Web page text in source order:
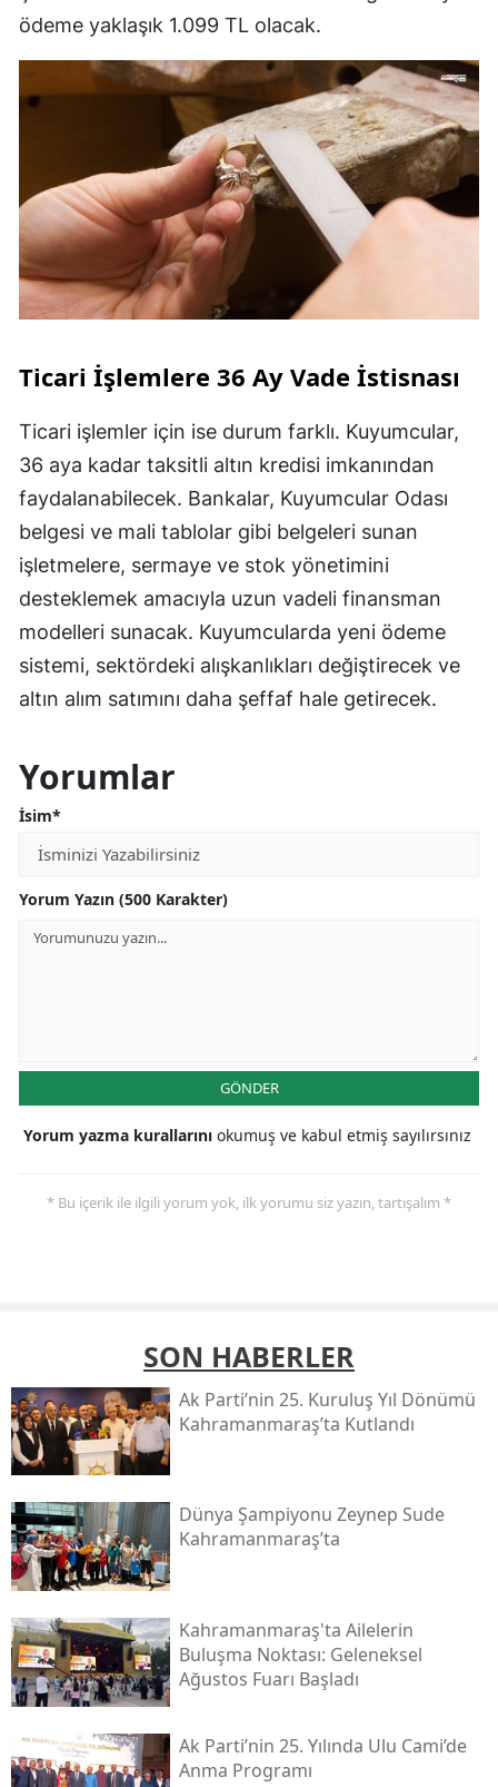
ödeme yaklaşık 1.099 TL olacak.
Ticari İşlemlere 36 Ay Vade İstisnası
Ticari işlemler için ise durum farklı. Kuyumcular,
36 aya kadar taksitli altın kredisi imkanından
faydalanabilecek. Bankalar, Kuyumcular Odası
belgesi ve mali tablolar gibi belgeleri sunan
işletmelere, sermaye ve stok yönetimini
desteklemek amacıyla uzun vadeli finansman
modelleri sunacak. Kuyumcularda yeni ödeme
sistemi, sektördeki alışkanlıkları değiştirecek ve
altın alım satımını daha şeffaf hale getirecek.
Yorumlar
İsim*
Yorum Yazın (500 Karakter)
GÖNDER
Yorum yazma kurallarını okumuş ve kabul etmiş sayılırsınız
* Bu içerik ile ilgili yorum yok, ilk yorumu siz yazın, tartışalım *
SON HABERLER
Ak Parti’nin 25. Kuruluş Yıl Dönümü
Kahramanmaraş’ta Kutlandı
Dünya Şampiyonu Zeynep Sude
Kahramanmaraş’ta
Kahramanmaraş'ta Ailelerin
Buluşma Noktası: Geleneksel
Ağustos Fuarı Başladı
Ak Parti’nin 25. Yılında Ulu Cami’de
Anma Programı